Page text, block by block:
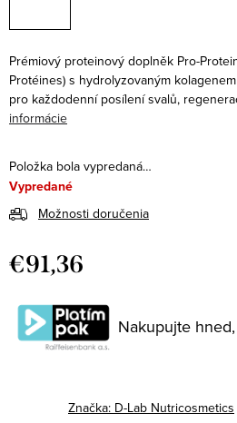
Prémiový proteinový doplněk Pro-
Protéines) s hydrolyzovaným
pro každodenní posílení svalů,
informácie
Položka bola vypredaná…
Vypredané
Možnosti doručenia
€91,36
cena:
Nakupujte
Značka: D-Lab Nutricosmetics